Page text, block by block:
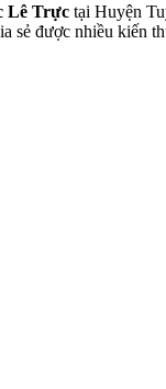
Lê Trực tại Huyện
sẻ được nhiều kiến